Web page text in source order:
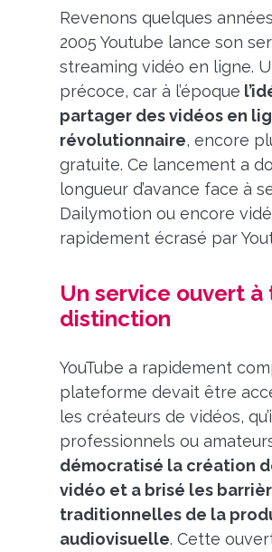
Revenons quelques
2005 Youtube lance son
streaming vidéo en ligne.
précoce, car à l’époque
partager des vidéos en
révolutionnaire, encore
gratuite. Ce lancement a
longueur d’avance face à
Dailymotion ou encore
rapidement écrasé par
Un service ouvert à
distinction
YouTube a rapidement
plateforme devait être
les créateurs de vidéos,
professionnels ou
démocratisé la création
vidéo et a brisé les
traditionnelles de la
audiovisuelle. Cette